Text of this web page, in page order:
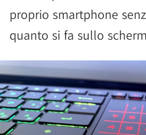
proprio smartphone
quanto si fa sullo